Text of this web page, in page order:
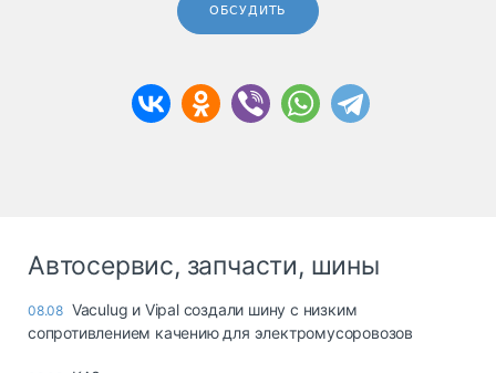
ОБСУДИТЬ
Автосервис, запчасти, шины
08.08 Vaculug и Vipal создали шину с низким
сопротивлением качению для электромусоровозов